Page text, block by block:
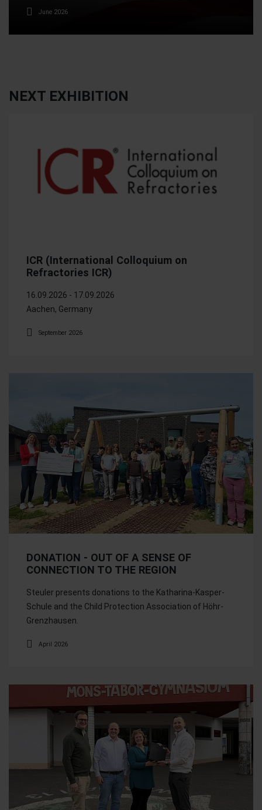
June 2026
NEXT EXHIBITION
ICR (International Colloquium on
Refractories ICR)
16.09.2026 - 17.09.2026
Aachen, Germany
September 2026
DONATION - OUT OF A SENSE OF
CONNECTION TO THE REGION
Steuler presents donations to the Katharina-Kasper-
Schule and the Child Protection Association of Höhr-
Grenzhausen.
April 2026